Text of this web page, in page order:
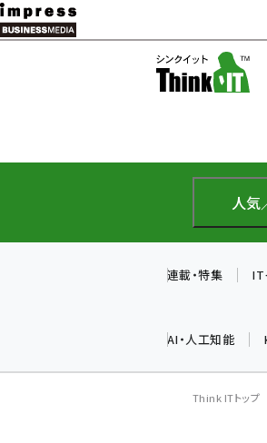
メ
イ
テ
に
人気
連載・特集 IT
AI・人工知能
Think ITトップ